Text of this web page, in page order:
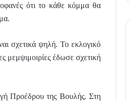
ότι το κάθε κόμμα θα
σχετικά ψηλή. Το εκλογικό
μεμψιμοιρίες έδωσε σχετική
Προέδρου της Βουλής. Στη